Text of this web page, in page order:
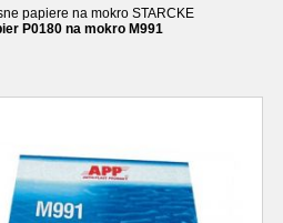
papiere na mokro STARCKE
P0180 na mokro M991